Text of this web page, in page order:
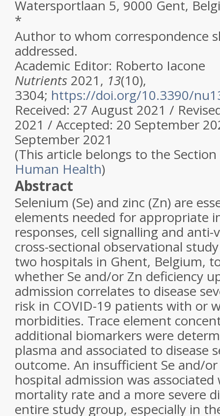
Watersportlaan 5, 9000 Gent,
*
Author to whom correspondence
addressed.
Academic Editor: Roberto Iacone
Nutrients 2021, 13(10),
3304; https://doi.org/10.3390/
Received: 27 August 2021 /
2021 / Accepted: 20 September
September 2021
(This article belongs to the Section
Human Health)
Abstract
Selenium (Se) and zinc (Zn) are
elements needed for appropriate
responses, cell signalling and anti-
cross-sectional observational
two hospitals in Ghent, Belgium,
whether Se and/or Zn deficiency
admission correlates to disease
risk in COVID-19 patients with or
morbidities. Trace element
additional biomarkers were
plasma and associated to disease
outcome. An insufficient Se and/
hospital admission was
mortality rate and a more severe
entire study group, especially in